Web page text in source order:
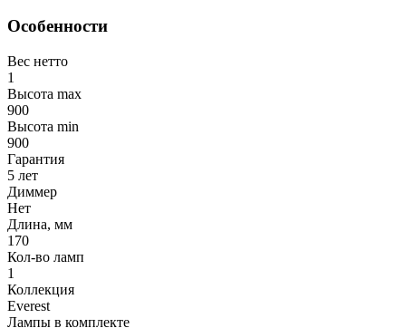
Особенности
Вес нетто
1
Высота max
900
Высота min
900
Гарантия
5 лет
Диммер
Нет
Длина, мм
170
Кол-во ламп
1
Коллекция
Everest
Лампы в комплекте